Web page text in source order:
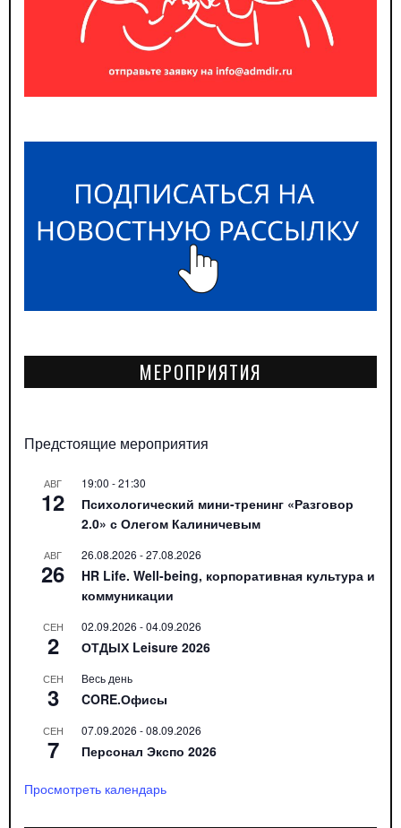
МЕРОПРИЯТИЯ
Предстоящие мероприятия
АВГ
12
19:00 -21:30
Психологический мини-тренинг «Разговор
2.0» с Олегом Калиничевым
АВГ
26
26.08.2026 -27.08.2026
HR Life. Well-being, корпоративная культура и
коммуникации
СЕН
2
02.09.2026 -04.09.2026
ОТДЫХ Leisure 2026
СЕН
3
Весь день
CORE.Офисы
СЕН
7
07.09.2026 -08.09.2026
Персонал Экспо 2026
Просмотреть календарь